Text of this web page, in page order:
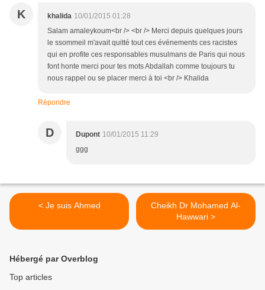
K khalida 10/01/2015 01:28
Salam amaleykoum<br /> <br /> Merci depuis quelques jours
le ssommeil m'avait quitté tout ces événements ces racistes
qui en profite ces responsables musulmans de Paris qui nous
font honte merci pour tes mots Abdallah comme toujours tu
nous rappel ou se placer merci à toi <br /> Khalida
Répondre
D Dupont 10/01/2015 11:29
ggg
< Je suis Ahmed
Cheikh Dr Mohamed Al-
Hawwari >
Hébergé par Overblog
Top articles